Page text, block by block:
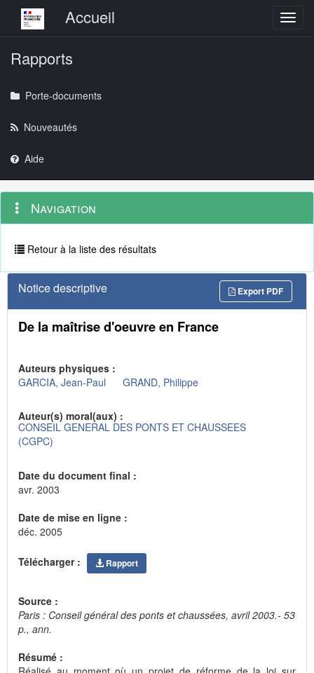
Menu principalAccueil
Rapports
Porte-documents
Nouveautés
Aide
Navigation
outils
Menu
contextuel
Navigation
Retour à la liste des résultats
Notice descriptive Export PDF
De la maîtrise d'oeuvre en France
Auteurs physiques :
GARCIA, Jean-Paul
GRAND, Philippe
Auteur(s) moral(aux) :
CONSEIL GENERAL DES PONTS ET CHAUSSEES
(CGPC)
Date du document final :
avr. 2003
Date de mise en ligne :
déc. 2005
Télécharger : Rapport
Source :
Paris : Conseil général des ponts et chaussées, avril 2003.- 53
p., ann.
Résumé :